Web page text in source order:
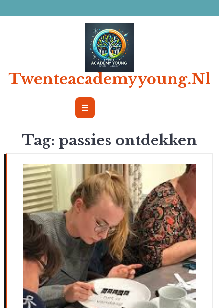
naar
Twenteacademyyoung.nl
Open
Tag: passies ontdekken